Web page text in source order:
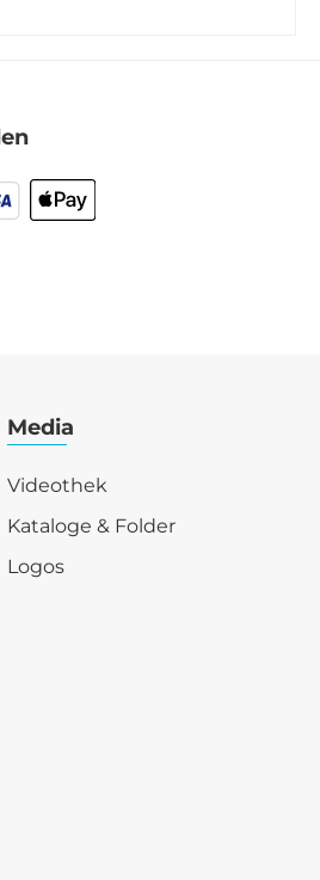
Media
Videothek
Kataloge & Folder
Logos